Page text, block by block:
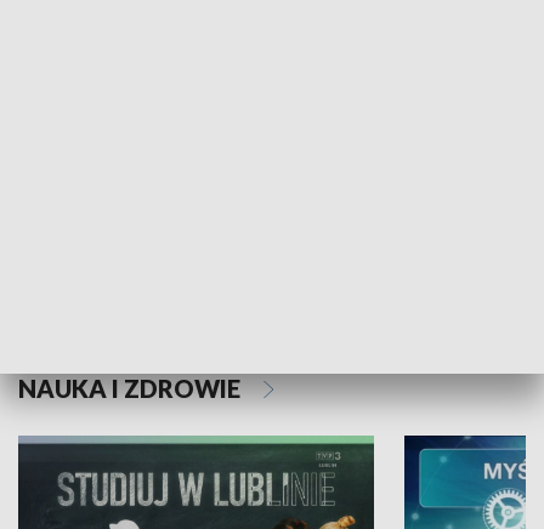
NAUKA I ZDROWIE